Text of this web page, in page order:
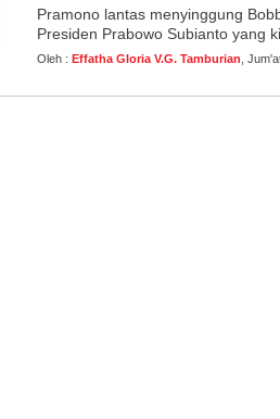
Pramono lantas menyinggung
Presiden Prabowo Subianto yang
Oleh : Effatha Gloria V.G. Tamburian ,